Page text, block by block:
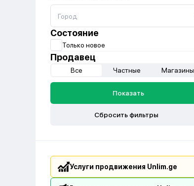
Состояние
Только новое
Продавец
Все Частные Магазины
Показать
Сбросить фильтры
Услуги продвижения Unlim.ge